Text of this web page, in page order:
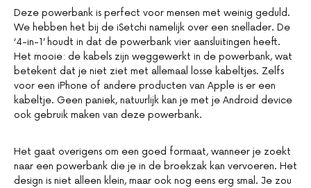
Deze powerbank is perfect voor mensen met weinig geduld.
We hebben het bij de iSetchi namelijk over een snellader. De
‘4-in-1’ houdt in dat de powerbank vier aansluitingen heeft.
Het mooie: de kabels zijn weggewerkt in de powerbank, wat
betekent dat je niet ziet met allemaal losse kabeltjes. Zelfs
voor een iPhone of andere producten van Apple is er een
kabeltje. Geen paniek, natuurlijk kan je met je Android device
ook gebruik maken van deze powerbank.
Het gaat overigens om een goed formaat, wanneer je zoekt
naar een powerbank die je in de broekzak kan vervoeren. Het
design is niet alleen klein, maar ook nog eens erg smal. Je zou